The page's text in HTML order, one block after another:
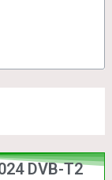
DVB-T2